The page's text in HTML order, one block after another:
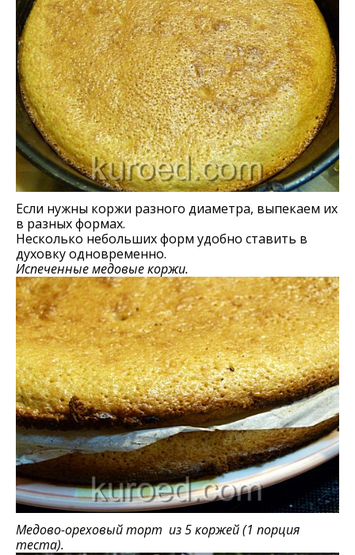
Если нужны коржи разного диаметра, выпекаем их
в разных формах.
Несколько небольших форм удобно ставить в
духовку одновременно.
Испеченные медовые коржи.
Медово-ореховый торт из 5 коржей (1 порция
теста).